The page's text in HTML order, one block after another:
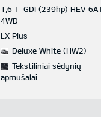
1,6 T-GDI (239hp) HEV
4WD
LX Plus
Deluxe White (HW2)
Tekstiliniai sėdynių
apmušalai